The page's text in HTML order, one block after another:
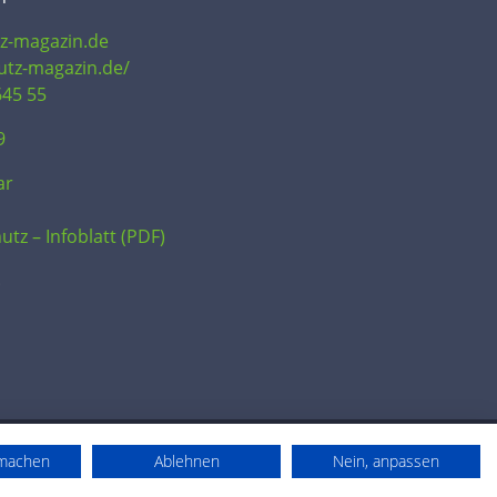
magazin.de
magazin.de/
55
– Infoblatt (PDF)
Ablehnen Nein, anpassen